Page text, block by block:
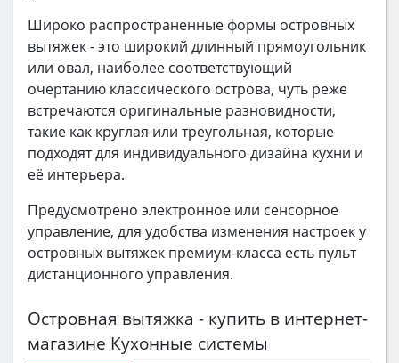
Широко распространенные формы островных
вытяжек - это широкий длинный прямоугольник
или овал, наиболее соответствующий
очертанию классического острова, чуть реже
встречаются оригинальные разновидности,
такие как круглая или треугольная, которые
подходят для индивидуального дизайна кухни и
её интерьера.
Предусмотрено электронное или сенсорное
управление, для удобства изменения настроек у
островных вытяжек премиум-класса есть пульт
дистанционного управления.
Островная вытяжка - купить в интернет-
магазине Кухонные системы